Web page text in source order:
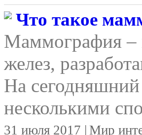
Что такое
Маммография –
желез,
На
несколькими
31 июля 2017 | Мир